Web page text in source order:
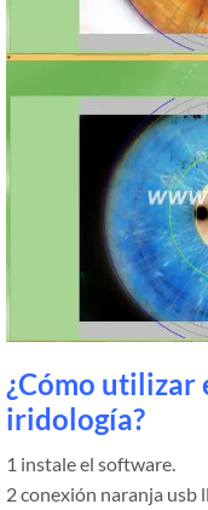
¿Cómo utilizar
iridología?
1 instale el software.
2 conexión naranja usb